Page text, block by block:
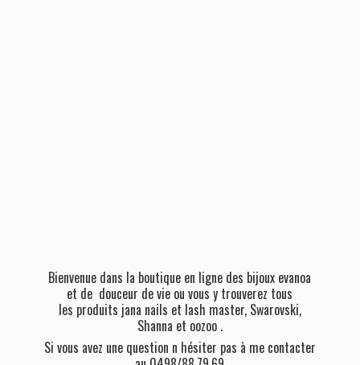
Bienvenue dans la boutique en ligne des bijoux evanoa
et de douceur de vie ou vous y trouverez tous
les produits jana nails et lash master, Swarovski,
Shanna et oozoo .
Si vous avez une question n hésiter pas à me contacter